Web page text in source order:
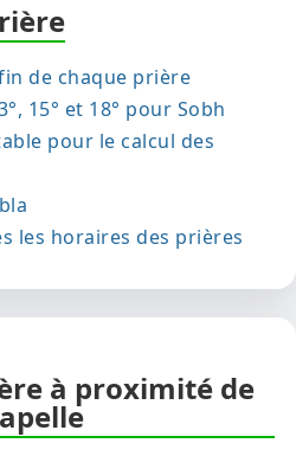
de chaque prière
15° et 18° pour Sobh
pour le calcul des
les horaires des prières
à proximité de